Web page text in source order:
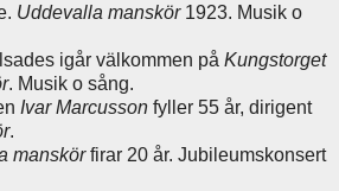
Uddevalla manskör1923. Musik o
igår välkommen på Kungstorget
. Musik o sång.
Ivar Marcusson fyller 55 år, dirigent
.
manskörfirar 20 år. Jubileumskonsert